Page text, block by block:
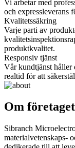
Vi arbetar med
och expressleverans
Kvalitetssäkring
Varje parti av
produktkvalitet.
Responsiv tjänst
Vår kundtjänst håller
realtid för att
Om företaget
Sibranch
materialvetenskaps-